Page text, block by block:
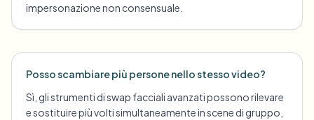
impersonazione non consensuale.
Posso scambiare più persone nello stesso video?
Sì, gli strumenti di swap facciali avanzati possono rilevare
e sostituire più volti simultaneamente in scene di gruppo,